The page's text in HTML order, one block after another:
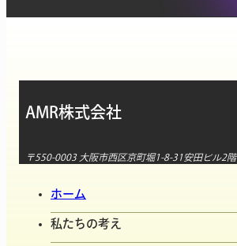
AMR株式会社
〒550-0003 大阪市西区京町堀1-8-31安田ビル2階
ホーム
私たちの考え